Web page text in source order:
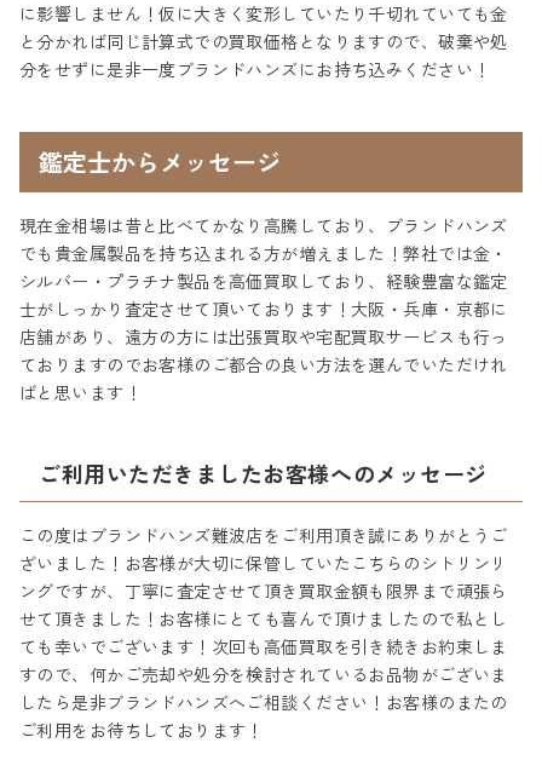
に影響しません！仮に大きく変形していたり千切れていても金
と分かれば同じ計算式での買取価格となりますので、破棄や処
分をせずに是非一度ブランドハンズにお持ち込みください！
鑑定士からメッセージ
現在金相場は昔と比べてかなり高騰しており、ブランドハンズ
でも貴金属製品を持ち込まれる方が増えました！弊社では金・
シルバー・プラチナ製品を高価買取しており、経験豊富な鑑定
士がしっかり査定させて頂いております！大阪・兵庫・京都に
店舗があり、遠方の方には出張買取や宅配買取サービスも行っ
ておりますのでお客様のご都合の良い方法を選んでいただけれ
ばと思います！
ご利用いただきましたお客様へのメッセージ
この度はブランドハンズ難波店をご利用頂き誠にありがとうご
ざいました！お客様が大切に保管していたこちらのシトリンリ
ングですが、丁寧に査定させて頂き買取金額も限界まで頑張ら
せて頂きました！お客様にとても喜んで頂けましたので私とし
ても幸いでございます！次回も高価買取を引き続きお約束しま
すので、何かご売却や処分を検討されているお品物がございま
したら是非ブランドハンズへご相談ください！お客様のまたの
ご利用をお待ちしております！